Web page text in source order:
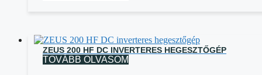
ZEUS 200 HF DC INVERTERES HEGESZTŐGÉP
TOVÁBB OLVASOM